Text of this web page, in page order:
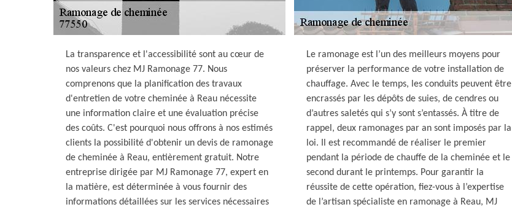
La transparence et l'accessibilité sont au cœur de
nos valeurs chez MJ Ramonage 77. Nous
comprenons que la planification des travaux
d'entretien de votre cheminée à Reau nécessite
une information claire et une évaluation précise
des coûts. C'est pourquoi nous offrons à nos estimés
clients la possibilité d'obtenir un devis de ramonage
de cheminée à Reau, entièrement gratuit. Notre
entreprise dirigée par MJ Ramonage 77, expert en
la matière, est déterminée à vous fournir des
informations détaillées sur les services nécessaires
Le ramonage est l’un des meilleurs moyens pour
préserver la performance de votre installation de
chauffage. Avec le temps, les conduits peuvent être
encrassés par les dépôts de suies, de cendres ou
d’autres saletés qui s’y sont s’entassés. À titre de
rappel, deux ramonages par an sont imposés par la
loi. Il est recommandé de réaliser le premier
pendant la période de chauffe de la cheminée et le
second durant le printemps. Pour garantir la
réussite de cette opération, fiez-vous à l’expertise
de l’artisan spécialiste en ramonage à Reau, MJ